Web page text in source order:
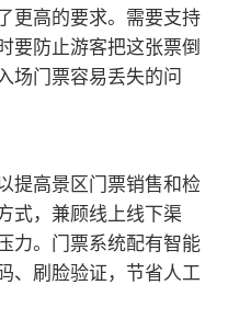
更高的要求。需要支持
要防止游客把这张票倒
场门票容易丢失的问
提高景区门票销售和检
式，兼顾线上线下渠
力。门票系统配有智能
、刷脸验证，节省人工